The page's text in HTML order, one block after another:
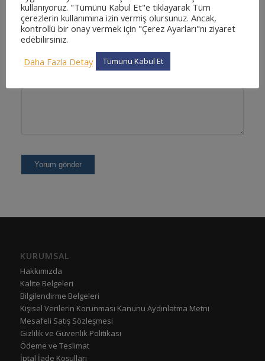
KURUMSAL
Hakkımızda
Kalite Belgeleri
Bilgilendirme Belgeleri
Kişisel Verilerin Korunması Kanunu Aydınlatma Metni
Mesafeli Satış Sözleşmesi
Gizlilik ve Güvenlik Politikası
Ödeme ve Teslimat
İptal İade Koşulları
kullanıyoruz. "Tümünü Kabul Et"e tıklayarak Tüm
çerezlerin kullanımına izin vermiş olursunuz. Ancak,
kontrollü bir onay vermek için "Çerez Ayarları"nı ziyaret
edebilirsiniz.
Daha Fazla Detay
Tümünü Kabul Et